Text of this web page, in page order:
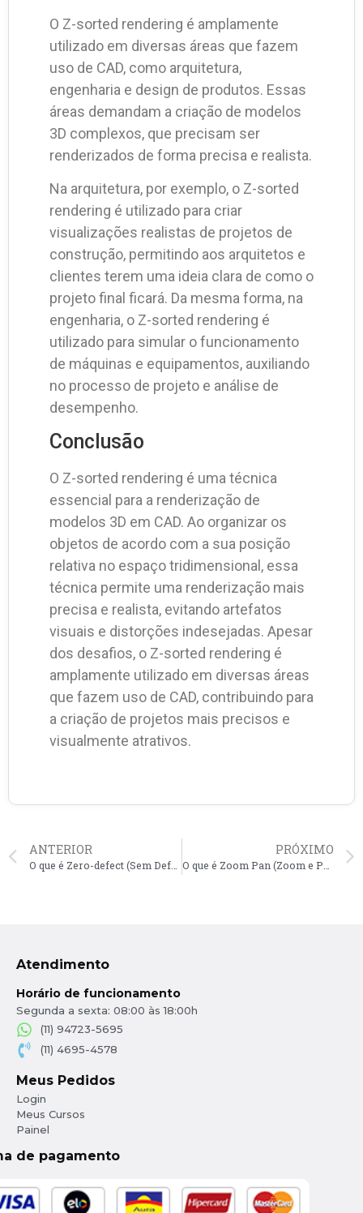
O Z-sorted rendering é amplamente
utilizado em diversas áreas que fazem
uso de CAD, como arquitetura,
engenharia e design de produtos. Essas
áreas demandam a criação de modelos
3D complexos, que precisam ser
renderizados de forma precisa e realista.
Na arquitetura, por exemplo, o Z-sorted
rendering é utilizado para criar
visualizações realistas de projetos de
construção, permitindo aos arquitetos e
clientes terem uma ideia clara de como o
projeto final ficará. Da mesma forma, na
engenharia, o Z-sorted rendering é
utilizado para simular o funcionamento
de máquinas e equipamentos, auxiliando
no processo de projeto e análise de
desempenho.
Conclusão
O Z-sorted rendering é uma técnica
essencial para a renderização de
modelos 3D em CAD. Ao organizar os
objetos de acordo com a sua posição
relativa no espaço tridimensional, essa
técnica permite uma renderização mais
precisa e realista, evitando artefatos
visuais e distorções indesejadas. Apesar
dos desafios, o Z-sorted rendering é
amplamente utilizado em diversas áreas
que fazem uso de CAD, contribuindo para
a criação de projetos mais precisos e
visualmente atrativos.
ANTERIOR PRÓXIMO
Atendimento
Horário de funcionamento
Segunda a sexta: 08:00 às 18:00h
(11) 94723-5695
(11) 4695-4578
Meus Pedidos
Login
Meus Cursos
Painel
de pagamento